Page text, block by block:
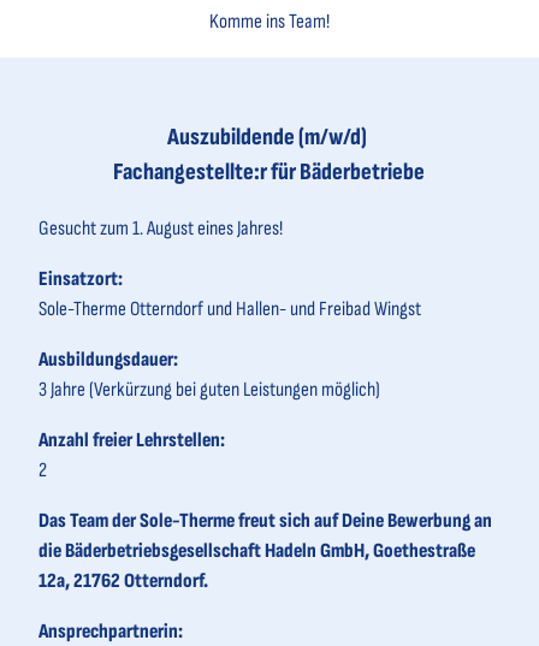
Komme ins Team!
Auszubildende (m/w/d)
Fachangestellte:r für Bäderbetriebe
Gesucht zum 1. August eines Jahres!
Einsatzort:
Sole-Therme Otterndorf und Hallen- und Freibad Wingst
Ausbildungsdauer:
3 Jahre (Verkürzung bei guten Leistungen möglich)
Anzahl freier Lehrstellen:
2
Das Team der Sole-Therme freut sich auf Deine Bewerbung an
die Bäderbetriebsgesellschaft Hadeln GmbH, Goethestraße
12a, 21762 Otterndorf.
Ansprechpartnerin: